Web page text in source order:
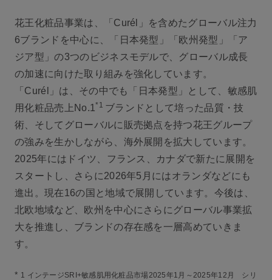
花王化粧品事業は、「Curél」を含めたグローバル注力
6ブランドを中心に、「日本発型」「欧州発型」「ア
ジア型」の3つのビジネスモデルで、グローバル成長
の加速に向けた取り組みを強化しています。
「Curél」は、その中でも「日本発型」として、敏感肌
用化粧品売上No.1 *1 ブランドとして培った品質・技
術、そしてグローバルに販売拠点を持つ花王グループ
の強みを生かしながら、海外展開を拡大しています。
2025年にはドイツ、フランス、カナダで新たに展開を
スタートし、さらに2026年5月にはオランダなどにも
進出。現在16の国と地域で展開しています。今後は、
北欧地域など、欧州を中心にさらにグローバル事業拡
大を推進し、ブランドの存在感を一層高めていきま
す。
* 1 インテージSRI+敏感肌用化粧品市場2025年1月～2025年12月 シリ